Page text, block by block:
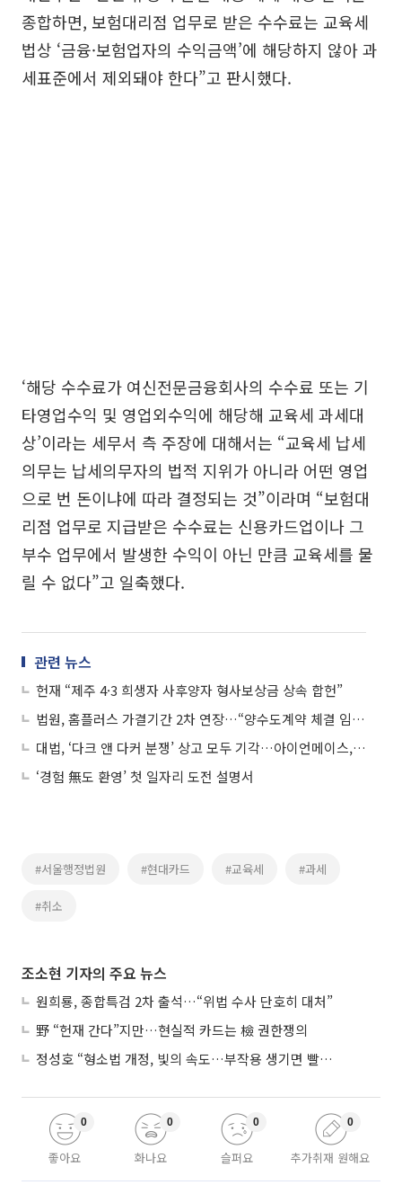
종합하면, 보험대리점 업무로 받은 수수료는 교육세
법상 ‘금융·보험업자의 수익금액’에 해당하지 않아 과
세표준에서 제외돼야 한다”고 판시했다.
‘해당 수수료가 여신전문금융회사의 수수료 또는 기
타영업수익 및 영업외수익에 해당해 교육세 과세대
상’이라는 세무서 측 주장에 대해서는 “교육세 납세
의무는 납세의무자의 법적 지위가 아니라 어떤 영업
으로 번 돈이냐에 따라 결정되는 것”이라며 “보험대
리점 업무로 지급받은 수수료는 신용카드업이나 그
부수 업무에서 발생한 수익이 아닌 만큼 교육세를 물
릴 수 없다”고 일축했다.
관련 뉴스
헌재 “제주 4·3 희생자 사후양자 형사보상금 상속 합헌”
법원, 홈플러스 가결기간 2차 연장…“양수도계약 체결 임박”
대법, ‘다크 앤 다커 분쟁’ 상고 모두 기각…아이언메이스, 넥슨에 57억원 배상 확정
‘경험 無도 환영’ 첫 일자리 도전 설명서
#서울행정법원 #현대카드 #교육세 #과세
#취소
조소현 기자의 주요 뉴스
원희룡, 종합특검 2차 출석…“위법 수사 단호히 대처”
野 “헌재 간다”지만…현실적 카드는 檢 권한쟁의
정성호 “형소법 개정, 빛의 속도…부작용 생기면 빨리 고쳐야”
좋아요
0
화나요
0
슬퍼요
0
추가취재 원해요
0